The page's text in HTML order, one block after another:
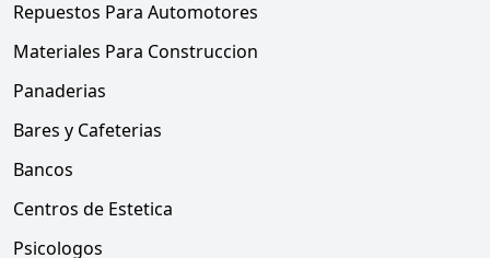
Repuestos Para Automotores
Materiales Para Construccion
Panaderias
Bares y Cafeterias
Bancos
Centros de Estetica
Psicologos